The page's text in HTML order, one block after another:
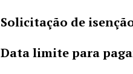
Solicitação de
Data limite para